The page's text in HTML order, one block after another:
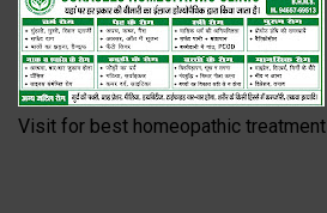
Visit for best homeopathic treatment